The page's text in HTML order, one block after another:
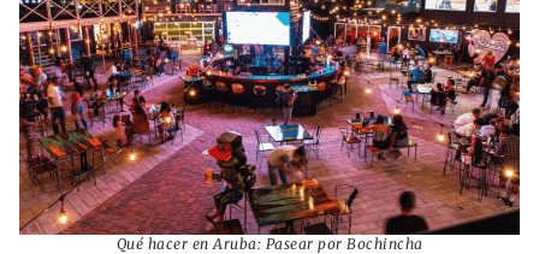
Qué hacer en Aruba: Pasear por Bochincha